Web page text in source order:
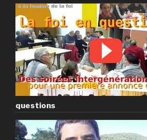
questions